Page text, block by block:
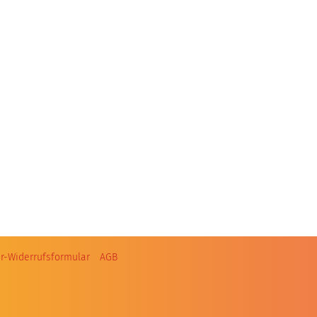
Widerrufsformular
AGB